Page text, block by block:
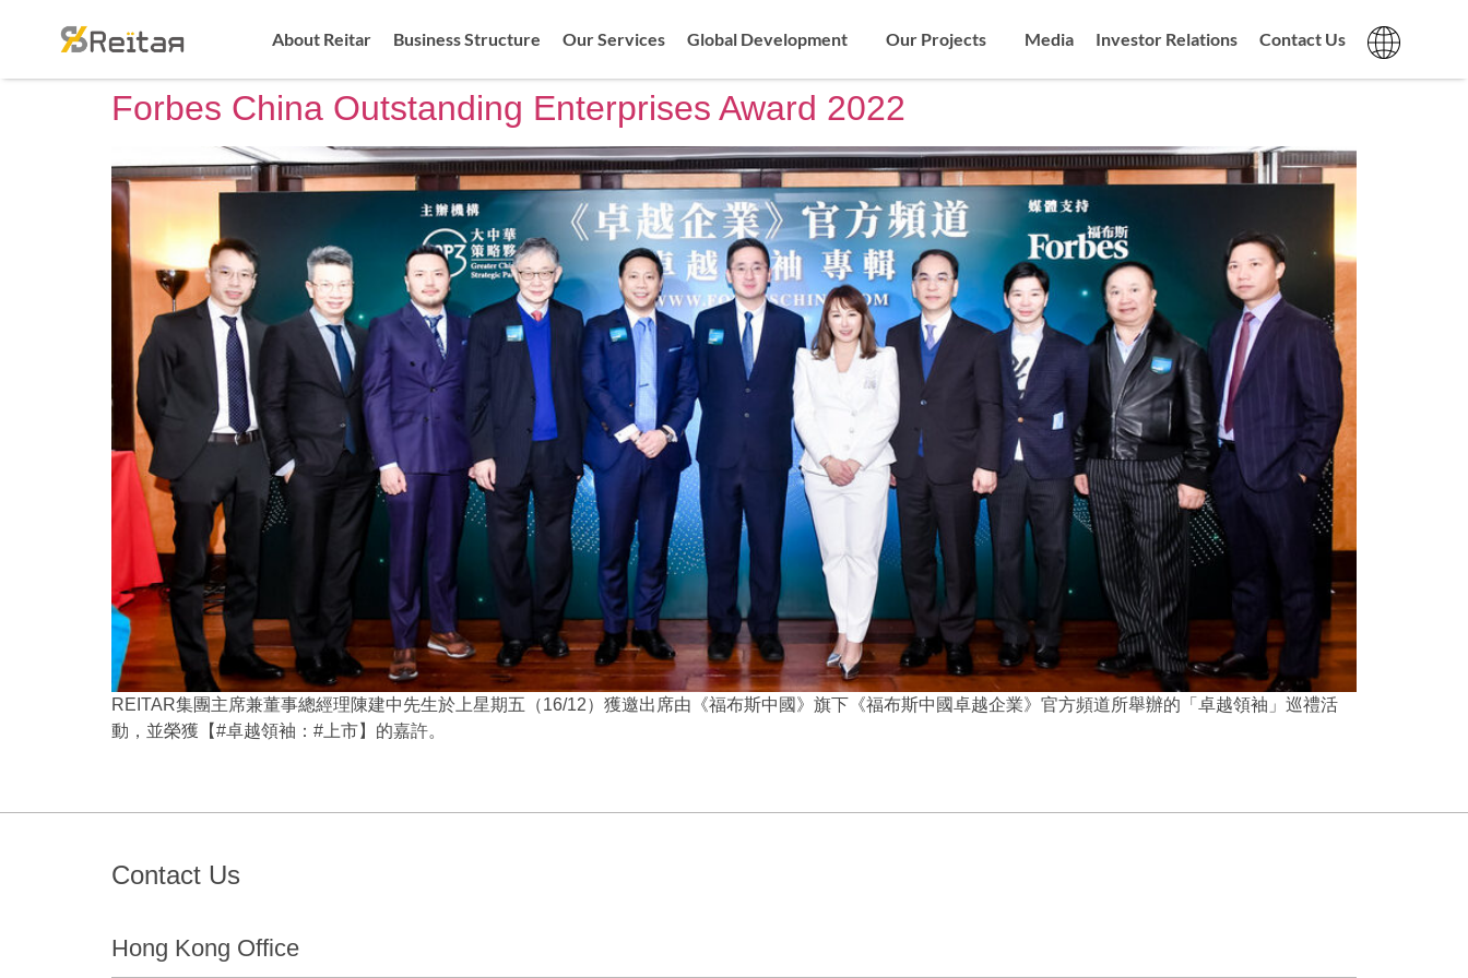
About Reitar Business Structure Our Services Global Development Our Projects Media Investor Relations Contact Us
Forbes China Outstanding Enterprises Award 2022
REITAR集團主席兼董事總經理陳建中先生於上星期五（16/12）獲邀出席由《福布斯中國》旗下《福布斯中國卓越企業》官方頻道所舉辦的「卓越領袖」巡禮活
動，並榮獲【#卓越領袖：#上市】的嘉許。
Contact Us
Hong Kong Office